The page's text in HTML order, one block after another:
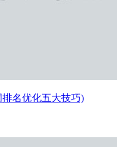
名优化五大技巧)